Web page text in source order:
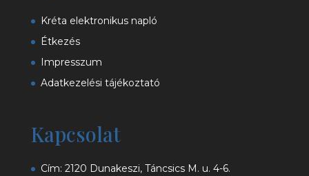
Kréta elektronikus napló
Étkezés
Impresszum
Adatkezelési tájékoztató
Kapcsolat
Cím: 2120 Dunakeszi, Táncsics M. u. 4-6.